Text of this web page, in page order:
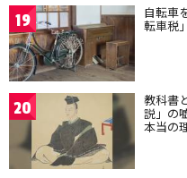
19 自転車
転車税
20 教科書
説」の
本当の